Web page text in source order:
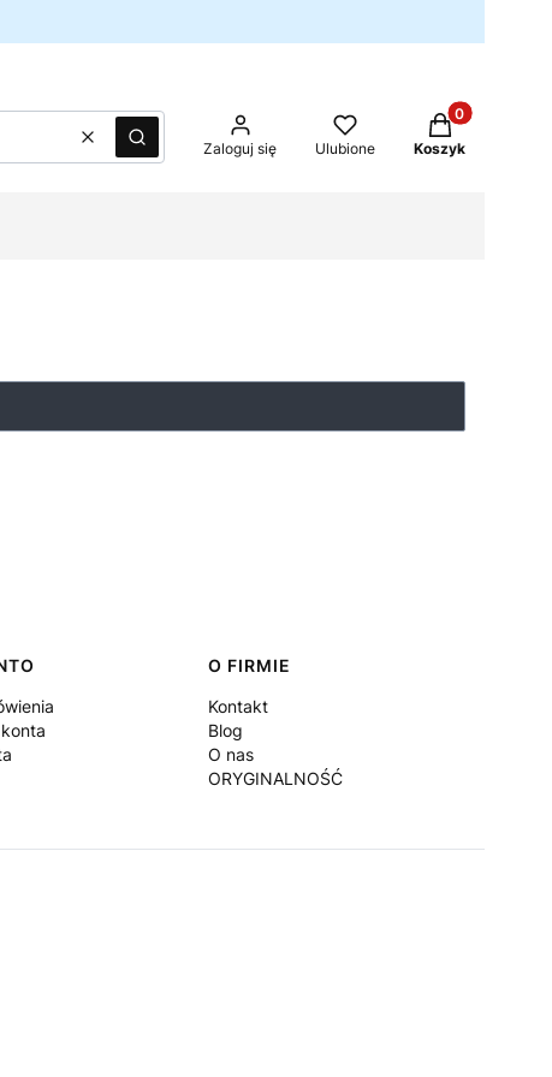
WyczyśćSzukaj Zaloguj się Ulubione
Produkty w
Koszyk
O FIRMIE
Kontakt
Blog
O nas
ORYGINALNOŚĆ